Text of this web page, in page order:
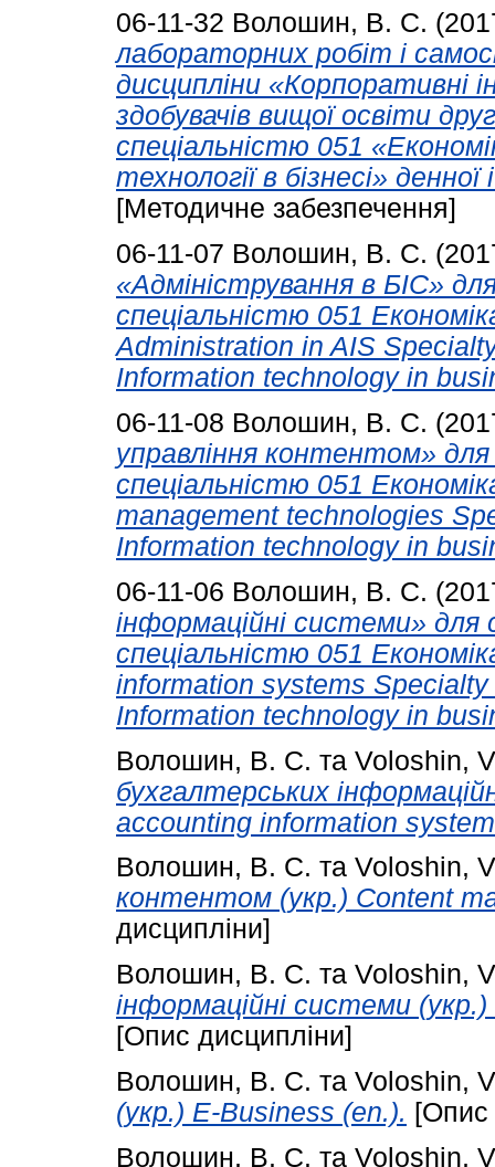
06-11-32 Волошин, В. С.
лабораторних робіт і
дисципліни «Корпоративні
здобувачів вищої освіти
спеціальністю 051
технології в бізнесі»
[Методичне забезпечення]
06-11-07 Волошин, В. С.
«Адміністрування в БІС»
спеціальністю 051
Administration in AIS
Information technology in
06-11-08 Волошин, В. С.
управління контентом»
спеціальністю 051
management technologies
Information technology in
06-11-06 Волошин, В. С.
інформаційні системи» для
спеціальністю 051
information systems
Information technology in
Волошин, В. С. та Voloshin,
бухгалтерських
accounting information
Волошин, В. С. та Voloshin,
контентом (укр.) Content
дисципліни]
Волошин, В. С. та Voloshin,
інформаційні системи
[Опис дисципліни]
Волошин, В. С. та Voloshin,
(укр.) E-Business (en.). [Опис
Волошин, В. С. та Voloshin,